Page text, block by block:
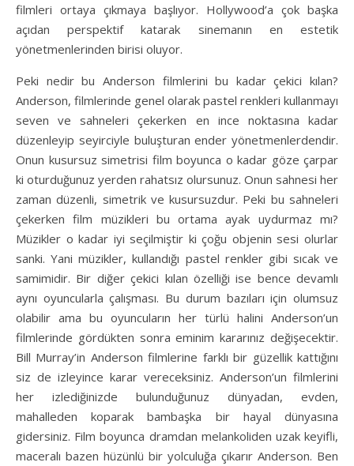
filmleri ortaya çıkmaya başlıyor. Hollywood’a çok başka
açıdan perspektif katarak sinemanın en estetik
yönetmenlerinden birisi oluyor.
Peki nedir bu Anderson filmlerini bu kadar çekici kılan?
Anderson, filmlerinde genel olarak pastel renkleri kullanmayı
seven ve sahneleri çekerken en ince noktasına kadar
düzenleyip seyirciyle buluşturan ender yönetmenlerdendir.
Onun kusursuz simetrisi film boyunca o kadar göze çarpar
ki oturduğunuz yerden rahatsız olursunuz. Onun sahnesi her
zaman düzenli, simetrik ve kusursuzdur. Peki bu sahneleri
çekerken film müzikleri bu ortama ayak uydurmaz mı?
Müzikler o kadar iyi seçilmiştir ki çoğu objenin sesi olurlar
sanki. Yani müzikler, kullandığı pastel renkler gibi sıcak ve
samimidir. Bir diğer çekici kılan özelliği ise bence devamlı
aynı oyuncularla çalışması. Bu durum bazıları için olumsuz
olabilir ama bu oyuncuların her türlü halini Anderson’un
filmlerinde gördükten sonra eminim kararınız değişecektir.
Bill Murray’in Anderson filmlerine farklı bir güzellik kattığını
siz de izleyince karar vereceksiniz. Anderson’un filmlerini
her izlediğinizde bulunduğunuz dünyadan, evden,
mahalleden koparak bambaşka bir hayal dünyasına
gidersiniz. Film boyunca dramdan melankoliden uzak keyifli,
maceralı bazen hüzünlü bir yolculuğa çıkarır Anderson. Ben